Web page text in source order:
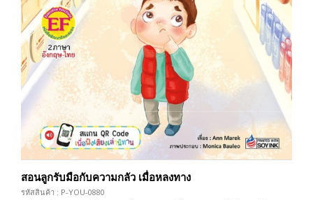
สอนลูกรับมือกับความกลัว เมื่อหลงทาง
รหัสสินค้า : P-YOU-0880